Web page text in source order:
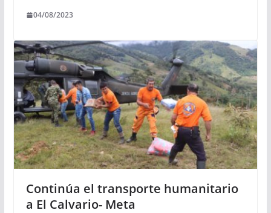
04/08/2023
Continúa el transporte humanitario
a El Calvario- Meta